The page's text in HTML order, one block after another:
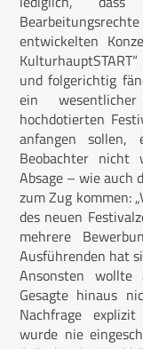
entwickelten
und folgerichtig
ein
hochdotierten
anfangen sollen,
Beobachter nicht
Absage – wie auch
zum Zug kommen:
des neuen
mehrere
Ausführenden hat
Ansonsten
Gesagte hinaus
Nachfrage
wurde nie